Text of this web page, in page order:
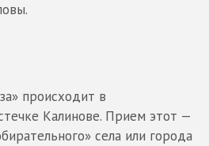
происходит в
Калинове. Прием этот —
села или города